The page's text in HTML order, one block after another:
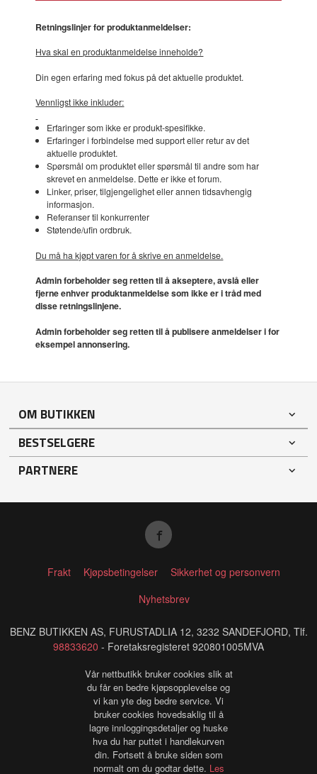
Retningslinjer for produktanmeldelser:
Hva skal en produktanmeldelse inneholde?
Din egen erfaring med fokus på det aktuelle produktet.
Vennligst ikke inkluder:
Erfaringer som ikke er produkt-spesifikke.
Erfaringer i forbindelse med support eller retur av det
aktuelle produktet.
Spørsmål om produktet eller spørsmål til andre som har
skrevet en anmeldelse. Dette er ikke et forum.
Linker, priser, tilgjengelighet eller annen tidsavhengig
informasjon.
Referanser til konkurrenter
Støtende/ufin ordbruk.
Du må ha kjøpt varen for å skrive en anmeldelse.
Admin forbeholder seg retten til å akseptere, avslå eller
fjerne enhver produktanmeldelse som ikke er i tråd med
disse retningslinjene.
Admin forbeholder seg retten til å publisere anmeldelser i for
eksempel annonsering.
OM BUTIKKEN
BESTSELGERE
PARTNERE
Frakt Kjøpsbetingelser
Sikkerhet og personvern
Nyhetsbrev
BENZ BUTIKKEN AS, FURUSTADLIA 12, 3232 SANDEFJORD, Tlf.
98833620 - Foretaksregisteret 920801005MVA
Vår nettbutikk bruker cookies slik at
du får en bedre kjøpsopplevelse og
vi kan yte deg bedre service. Vi
bruker cookies hovedsaklig til å
lagre innloggingsdetaljer og huske
hva du har puttet i handlekurven
din. Fortsett å bruke siden som
normalt om du godtar dette. Les